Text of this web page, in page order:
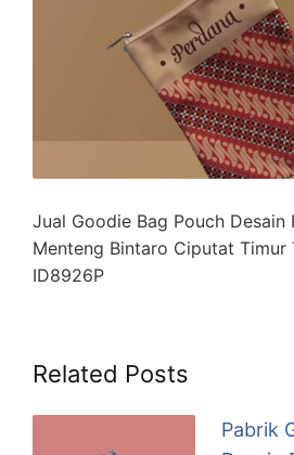
Jual Goodie Bag Pouch Desain
Menteng Bintaro Ciputat Timur
ID8926P
Related Posts
Pabrik